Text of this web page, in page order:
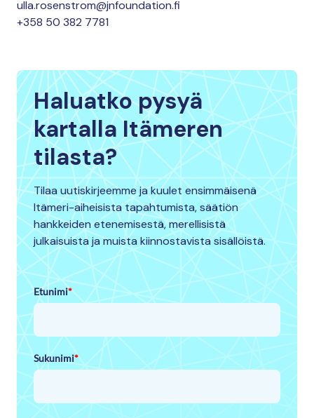
ulla.rosenstrom@jnfoundation.fi
+358 50 382 7781
Haluatko pysyä
kartalla Itämeren
tilasta?
Tilaa uutiskirjeemme ja kuulet ensimmäisenä
Itämeri-aiheisista tapahtumista, säätiön
hankkeiden etenemisestä, merellisistä
julkaisuista ja muista kiinnostavista sisällöistä.
Etunimi*
Sukunimi*